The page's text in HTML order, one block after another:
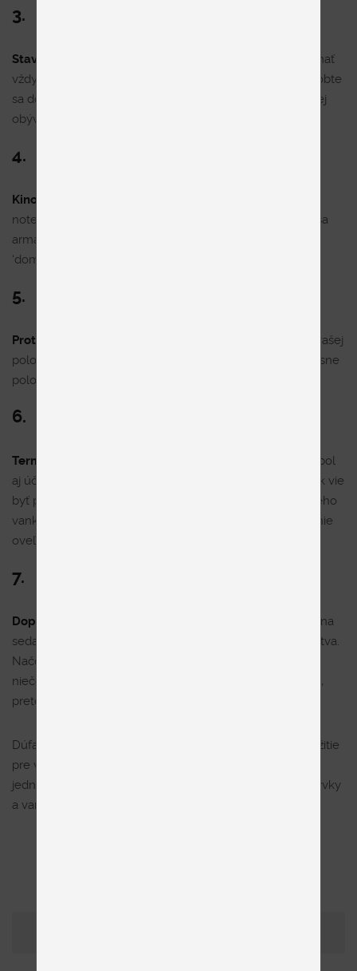
3.
Stavebný materiál pre domáce pevnosti
. Je dôležité mať
vždy po ruke stavebný materiál na detské pevnosti. Zásobte
sa dostatočným množstvom vankúšov, z ktorých vo vašej
obývačke vyrastú strážne veže pre vaše deti.
4.
Kinosála v posteli
notebooku v posteli pozná snáď každý z nás. Podoprieť sa
armádou vankúšov je neodmysliteľnou súčasťou tohto
‘domáceho kina’.
5.
Protichrápací mechanizmus
– nič nezastaví chrápanie vašej
polovičky alebo spolubývajúceho tak spoľahlivo ako presne
položený vankúš vytvárajúci zvukotesný efekt.
6.
Termálny suppressor
– pojem znie veľmi odborne a to bol
aj účel, keďže som ho práve vymyslel. Zohriaty notebook vie
byť pri sedení veľmi nepríjemný. S jednou vrstvou mäkkého
vankúša, ktorý nasaje všetko teplo, je však jeho používanie
oveľa znesiteľnejšie.
7.
Doplnok na sedačku
– fenomén vankúšov položených na
sedačke je jedna z doteraz nevysvetliteľných záhad ľudstva.
Načo vlastne slúžia? Sú len dekoráciou alebo je za tým
niečo viac? Každopádne na sedačke ich má vaša suseda,
preto je potrebné, aby ste za ňou nezaostávali!
Dúfame, že naše tipy vám pomohli nájsť dodatočné využitie
pre váš posteľný nábytok. Pokiaľ vás napadnú ďalšie
jednoduché tipy, ako si zjednodušiť život pomocou prikrývky
a vankúša, napíšte nám na mail